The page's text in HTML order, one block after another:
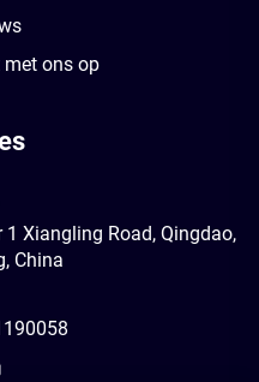
ons op
Xiangling Road, Qingdao,
China